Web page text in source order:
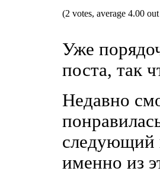
(2 votes, average 4.00
Уже
поста, так
Недавно
следующий
именно из